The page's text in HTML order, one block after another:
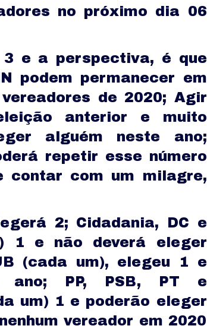
no próximo dia 06
3 e a perspectiva, é que
podem permanecer em
de 2020; Agir
anterior e muito
alguém neste ano;
repetir esse número
contar com um milagre,
2; Cidadania, DC e
1 e não deverá eleger
(cada um), elegeu 1 e
ano; PP, PSB, PT e
um) 1 e poderão eleger
vereador em 2020